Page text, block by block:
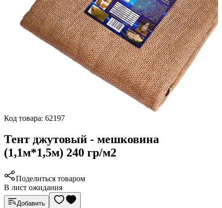
Код товара: 62197
Тент джутовый - мешковина
(1,1м*1,5м) 240 гр/м2
Поделиться товаром
В лист ожидания
Добавить